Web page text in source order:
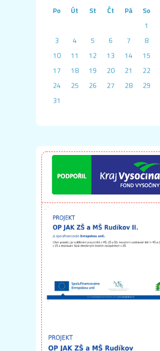
Po Út St Čt Pá So
1
3
4 5 6 7 8
10
11 12 13 14 15
17
18 19 20 21 22
24
25 26 27 28 29
31